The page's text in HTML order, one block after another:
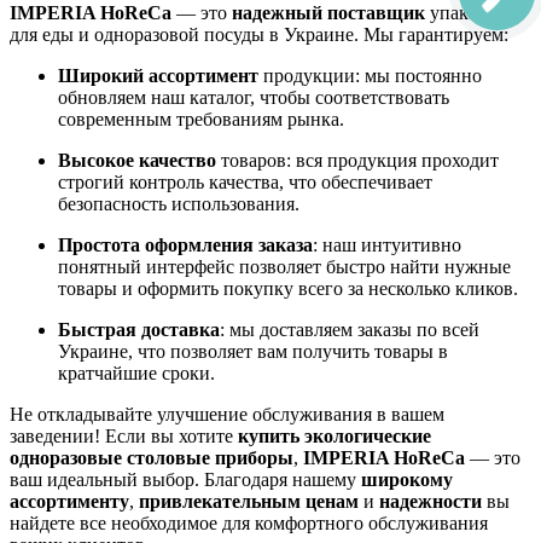
IMPERIA HoReCa — это надежный поставщик упаковки
для еды и одноразовой посуды в Украине. Мы гарантируем:
Широкий ассортимент продукции: мы постоянно
обновляем наш каталог, чтобы соответствовать
современным требованиям рынка.
Высокое качество товаров: вся продукция проходит
строгий контроль качества, что обеспечивает
безопасность использования.
Простота оформления заказа: наш интуитивно
понятный интерфейс позволяет быстро найти нужные
товары и оформить покупку всего за несколько кликов.
Быстрая доставка: мы доставляем заказы по всей
Украине, что позволяет вам получить товары в
кратчайшие сроки.
Не откладывайте улучшение обслуживания в вашем
заведении! Если вы хотите купить экологические
одноразовые столовые приборы, IMPERIA HoReCa — это
ваш идеальный выбор. Благодаря нашему широкому
ассортименту, привлекательным ценам и надежности вы
найдете все необходимое для комфортного обслуживания